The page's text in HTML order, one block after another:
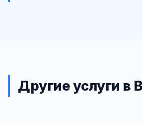
Другие услуги в